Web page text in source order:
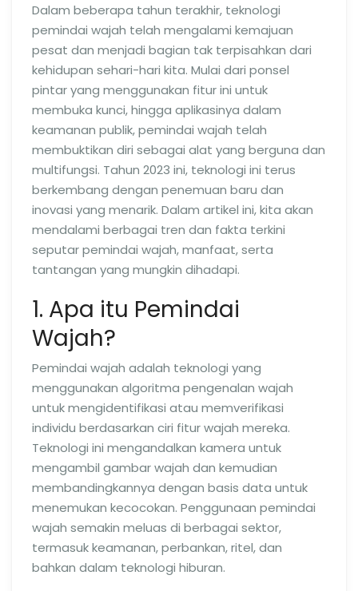
Dalam beberapa tahun terakhir, teknologi
pemindai wajah telah mengalami kemajuan
pesat dan menjadi bagian tak terpisahkan dari
kehidupan sehari-hari kita. Mulai dari ponsel
pintar yang menggunakan fitur ini untuk
membuka kunci, hingga aplikasinya dalam
keamanan publik, pemindai wajah telah
membuktikan diri sebagai alat yang berguna dan
multifungsi. Tahun 2023 ini, teknologi ini terus
berkembang dengan penemuan baru dan
inovasi yang menarik. Dalam artikel ini, kita akan
mendalami berbagai tren dan fakta terkini
seputar pemindai wajah, manfaat, serta
tantangan yang mungkin dihadapi.
1. Apa itu Pemindai
Wajah?
Pemindai wajah adalah teknologi yang
menggunakan algoritma pengenalan wajah
untuk mengidentifikasi atau memverifikasi
individu berdasarkan ciri fitur wajah mereka.
Teknologi ini mengandalkan kamera untuk
mengambil gambar wajah dan kemudian
membandingkannya dengan basis data untuk
menemukan kecocokan. Penggunaan pemindai
wajah semakin meluas di berbagai sektor,
termasuk keamanan, perbankan, ritel, dan
bahkan dalam teknologi hiburan.